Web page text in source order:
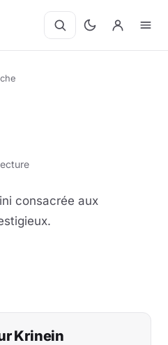
consacrée aux
Krinein